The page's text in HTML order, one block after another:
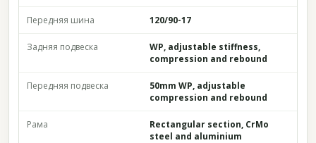
Передняя шина 120/90-17
Задняя подвеска
WP, adjustable stiffness,
compression and rebound
Передняя подвеска
50mm WP, adjustable
compression and rebound
Рама
Rectangular section, CrMo
steel and aluminium